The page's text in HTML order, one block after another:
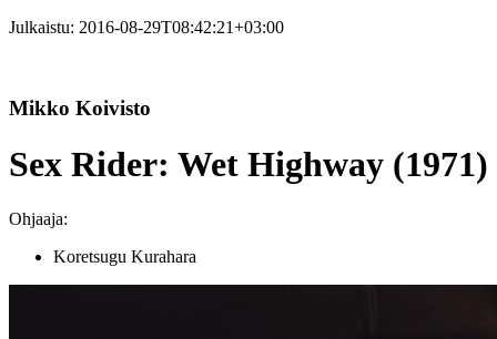
Julkaistu: 2016-08-29T08:42:21+03:00
Mikko Koivisto
Sex Rider: Wet Highway (1971)
Ohjaaja:
Koretsugu Kurahara